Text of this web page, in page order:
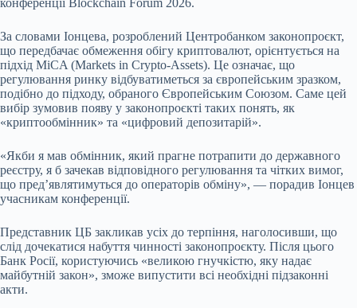
За словами Іонцева, розроблений Центробанком законопроєкт,
що передбачає обмеження обігу криптовалют, орієнтується на
підхід MiCA (Markets in Crypto-Assets). Це означає, що
регулювання ринку відбуватиметься за європейським зразком,
подібно до підходу, обраного Європейським Союзом. Саме цей
вибір зумовив появу у законопроєкті таких понять, як
«криптообмінник» та «цифровий депозитарій».
«Якби я мав обмінник, який прагне потрапити до державного
реєстру, я б зачекав відповідного регулювання та чітких вимог,
що пред’являтимуться до операторів обміну», — порадив Іонцев
учасникам конференції.
Представник ЦБ закликав усіх до терпіння, наголосивши, що
слід дочекатися набуття чинності законопроєкту. Після цього
Банк Росії, користуючись «великою гнучкістю, яку надає
майбутній закон», зможе випустити всі необхідні підзаконні
акти.